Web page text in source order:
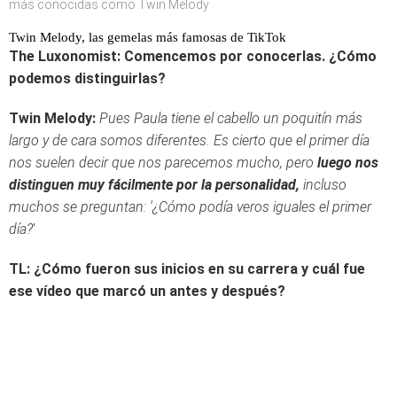
más conocidas como Twin Melody
Twin Melody, las gemelas más famosas de TikTok
The Luxonomist: Comencemos por conocerlas. ¿Cómo
podemos distinguirlas?
Twin Melody: Pues Paula tiene el cabello un poquitín más
largo y de cara somos diferentes. Es cierto que el primer día
nos suelen decir que nos parecemos mucho, pero luego nos
distinguen muy fácilmente por la personalidad, incluso
muchos se preguntan: '¿Cómo podía veros iguales el primer
día?'
TL: ¿Cómo fueron sus inicios en su carrera y cuál fue
ese vídeo que marcó un antes y después?